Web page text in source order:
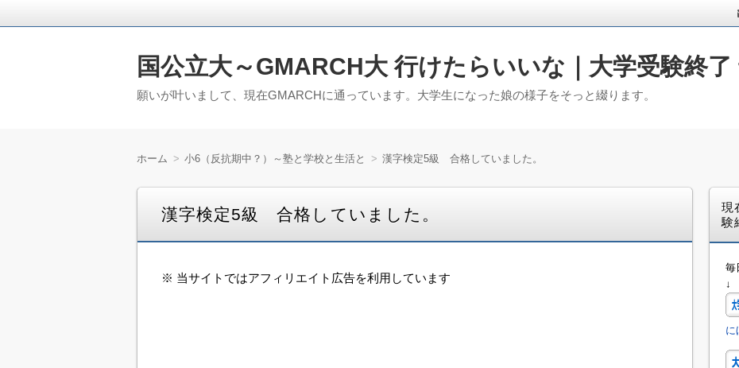
国公立大～GMARCH大 行けたらいいな｜大学受験終
願いが叶いまして、現在GMARCHに通っています。大学生になった娘の様子をそっと綴ります。
ホーム 小6（反抗期中？）～塾と学校と生活と 漢字検定5級 合格していました。
漢字検定5級 合格していました。
※ 当サイトではアフィリエイト広告を利用しています
現
験
毎
↓
に